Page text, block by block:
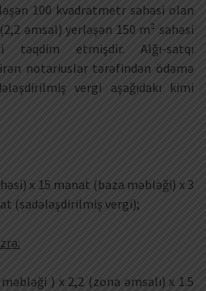
100 kvadratmetr sahəsi olan
əmsal) yerləşən 150 m² sahəsi
etmişdir. Alğı-satqı
notariuslar tərəfindən ödəmə
vergi aşağıdakı kimi
x 15 manat (baza məbləği) x 3
(sadələşdirilmiş vergi);
) x 2,2 (zona əmsalı) x 1.5